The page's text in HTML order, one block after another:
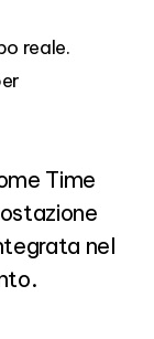
reale.
Time
nel